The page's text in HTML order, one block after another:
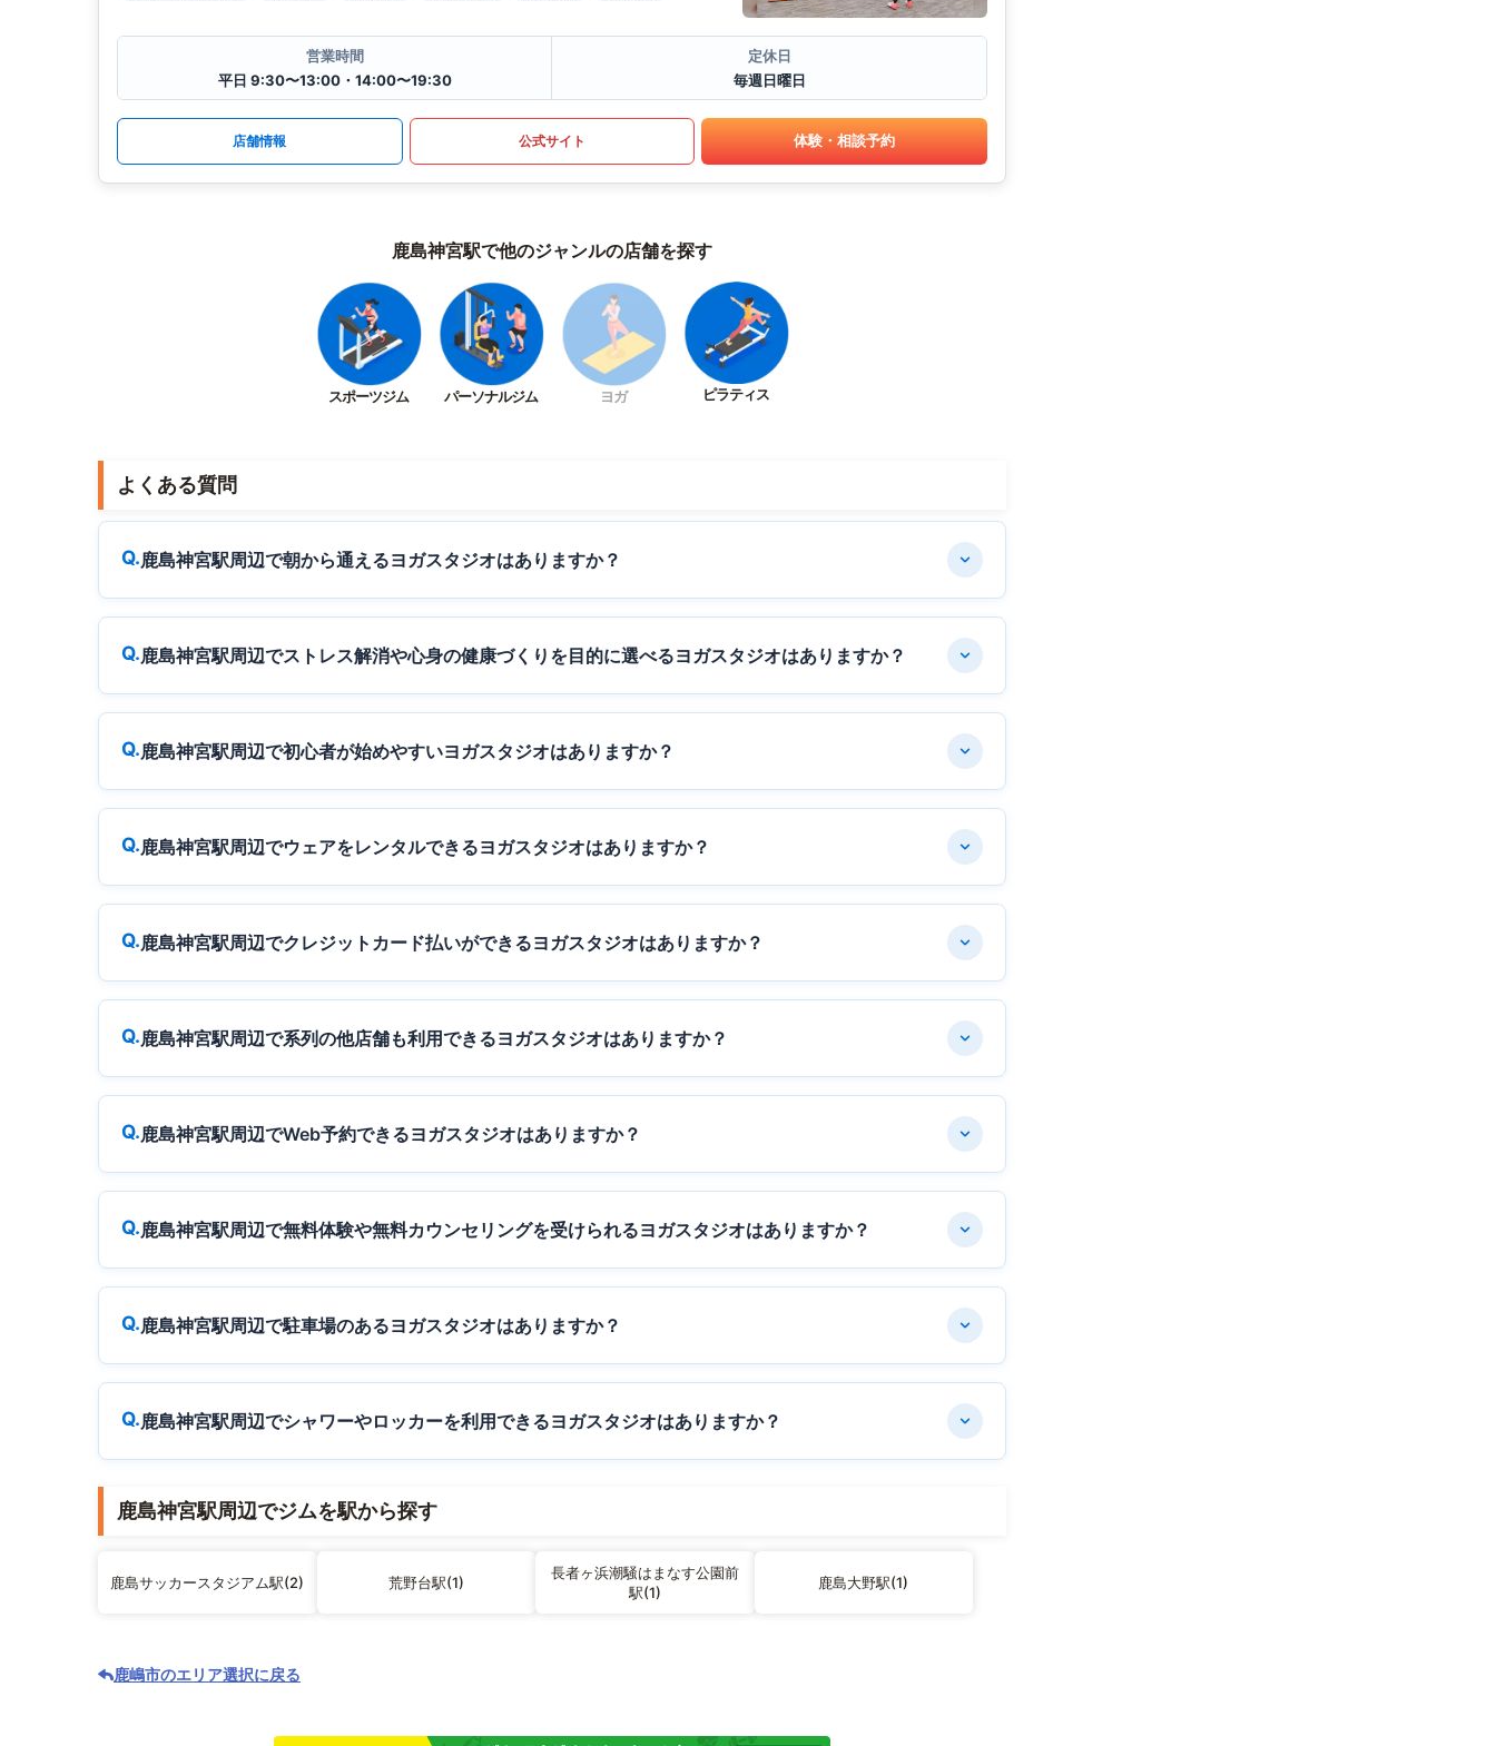
営業時間
平日 9:30〜13:00・14:00〜19:30
定休日
毎週日曜日
店舗情報 公式サイト 体験・相談予約
鹿島神宮駅で他のジャンルの店舗を探す
スポーツジム パーソナルジム ヨガ ピラティス
よくある質問
鹿島神宮駅周辺で朝から通えるヨガスタジオはありますか？
鹿島神宮駅周辺でストレス解消や心身の健康づくりを目的に選べるヨガスタジオはありますか？
鹿島神宮駅周辺で初心者が始めやすいヨガスタジオはありますか？
鹿島神宮駅周辺でウェアをレンタルできるヨガスタジオはありますか？
鹿島神宮駅周辺でクレジットカード払いができるヨガスタジオはありますか？
鹿島神宮駅周辺で系列の他店舗も利用できるヨガスタジオはありますか？
鹿島神宮駅周辺でWeb予約できるヨガスタジオはありますか？
鹿島神宮駅周辺で無料体験や無料カウンセリングを受けられるヨガスタジオはありますか？
鹿島神宮駅周辺で駐車場のあるヨガスタジオはありますか？
鹿島神宮駅周辺でシャワーやロッカーを利用できるヨガスタジオはありますか？
鹿島神宮駅周辺でジムを駅から探す
鹿島サッカースタジアム駅(2) 荒野台駅(1)
長者ヶ浜潮騒はまなす公園前
駅(1)
鹿島大野駅(1)
鹿嶋市のエリア選択に戻る